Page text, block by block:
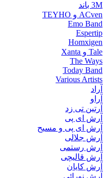
3M باند
ACven و TEYHO
Emo Band
Espertip
Homxigen
Tale و Xanta
The Ways
Today Band
Various Artists
آراد
آراو
آرتین تی زد
آرش ای پی
آرش ای پی و مسیح
آرش جلالی
آرش رستمی
آرش قالیچی
آرش کایان